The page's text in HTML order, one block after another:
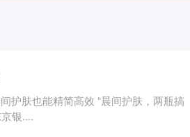
护肤也能精简高效 “晨间护肤，两瓶搞
银....